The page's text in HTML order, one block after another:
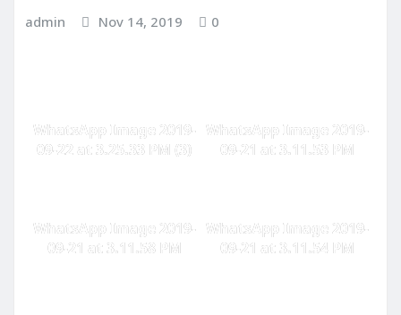
admin Nov 14, 2019 0
WhatsApp Image 2019-
09-22 at 3.25.33 PM (3)
WhatsApp Image 2019-
09-21 at 3.11.53 PM
WhatsApp Image 2019-
09-21 at 3.11.58 PM
WhatsApp Image 2019-
09-21 at 3.11.54 PM